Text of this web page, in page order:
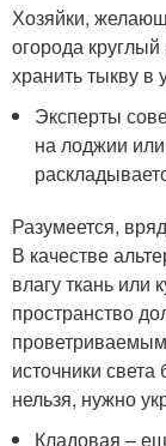
Хозяйки,
огорода
хранить тыкву в
Эксперты
на лоджии
Разумеется,
В качестве
влагу ткань или
пространство
источники
нельзя, нужно
Кладовая –